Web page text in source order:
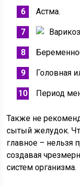
Астма.
Головная
Период
Также не
сытый желудок.
главное – нельзя
создавая
систем организма.